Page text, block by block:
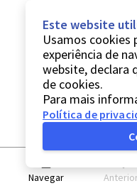
Navegar
Este website
Usamos cookies
experiência de
website, declara
de cookies.
Para mais
Política de